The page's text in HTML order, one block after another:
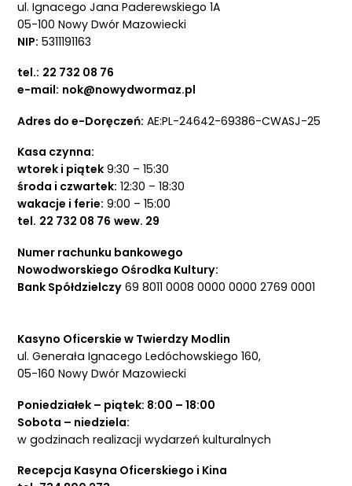
ul. Ignacego Jana Paderewskiego 1A
05-100 Nowy Dwór Mazowiecki
NIP: 5311191163
tel.: 22 732 08 76
e-mail: nok@nowydwormaz.pl
Adres do e-Doręczeń: AE:PL-24642-69386-CWASJ-25
Kasa czynna:
wtorek i piątek9:30 – 15:30
środa i czwartek: 12:30 – 18:30
wakacje i ferie: 9:00 – 15:00
tel. 22 732 08 76 wew. 29
Numer rachunku bankowego
Nowodworskiego Ośrodka Kultury:
Bank Spółdzielczy69 8011 0008 0000 0000 2769 0001
Kasyno Oficerskie w Twierdzy Modlin
ul. Generała Ignacego Ledóchowskiego 160,
05-160 Nowy Dwór Mazowiecki
Poniedziałek – piątek: 8:00 – 18:00
Sobota – niedziela:
w godzinach realizacji wydarzeń kulturalnych
Recepcja Kasyna Oficerskiego i Kina